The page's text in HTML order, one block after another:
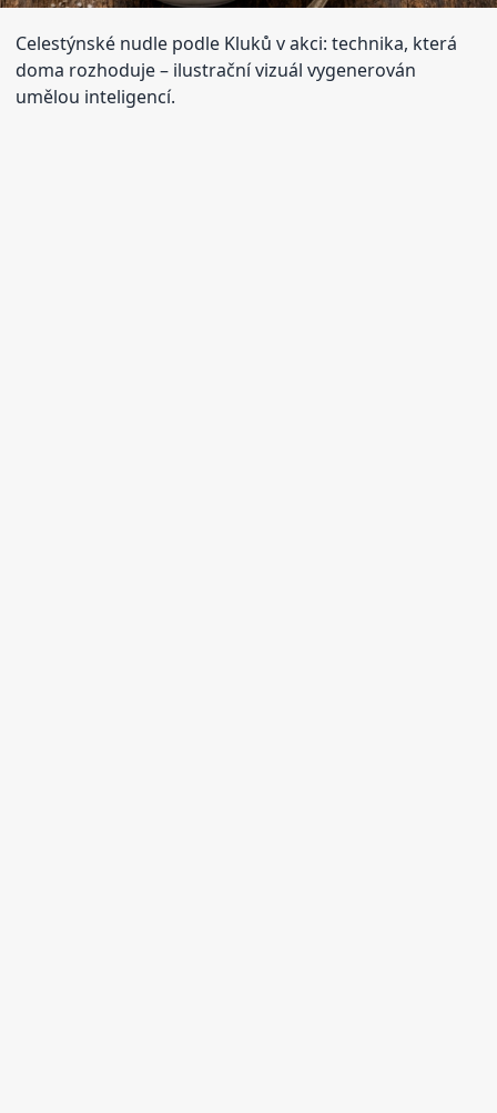
Celestýnské nudle podle Kluků v akci: technika, která
doma rozhoduje– ilustrační vizuál vygenerován
umělou inteligencí.